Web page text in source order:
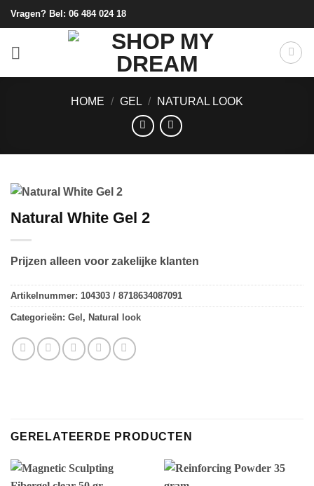
Ga
naar
Vragen? Bel: 06 484 024 18
HOME / GEL / NATURAL LOOK
Natural White Gel 2
Prijzen alleen voor zakelijke klanten
Artikelnummer: 104303 / 8718634087091
Categorieën: Gel , Natural look
GERELATEERDE PRODUCTEN